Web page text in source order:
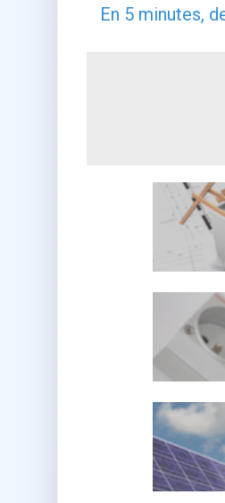
En 5 minutes,